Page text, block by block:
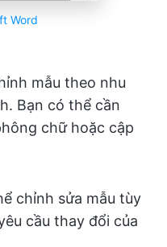
Word
mẫu theo nhu
Bạn có thể cần
chữ hoặc cập
chỉnh sửa mẫu tùy
cầu thay đổi của